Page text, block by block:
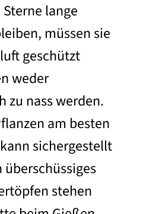
lange
müssen sie
geschützt
weder
zu nass werden.
am besten
sichergestellt
stehen